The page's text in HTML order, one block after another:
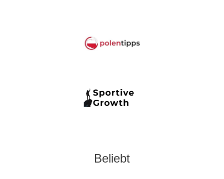
Beliebt